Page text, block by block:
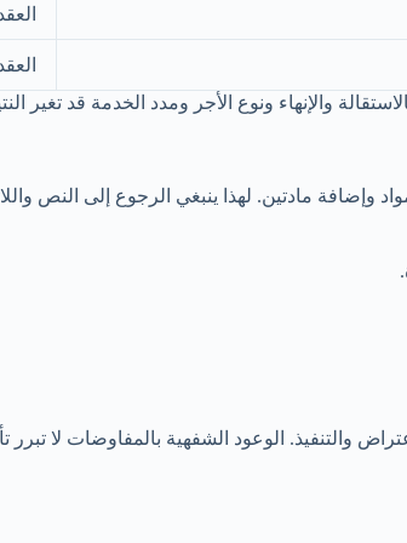
والإنهاء ونوع الأجر ومدد الخدمة قد تغير
تعديلات نظام العمل حيز التنفيذ في 19 فبراير 2025، وشملت تعديل 38 مادة وحذف 7 مواد
والتنفيذ. الوعود الشفهية بالمفاوضات لا